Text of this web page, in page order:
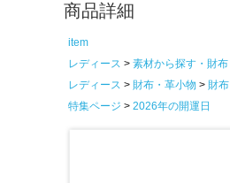
商品詳細
item
レディース
素材から探す・財布
レディース
財布・革小物 財布
特集ページ
2026年の開運日